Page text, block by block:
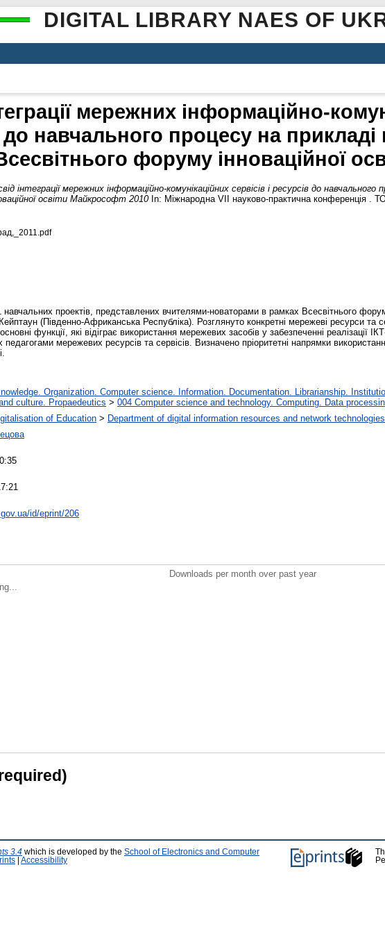
DIGITAL LIBRARY NAES OF
мережних інформаційно-
до навчального процесу на прикладі
форуму інноваційної
інтеграції мережних інформаційно-комунікаційних сервісів і ресурсів до навчального
освіти Майкрософт 2010 In: Міжнародна VII науково-практична конференція .
навчальних проектів, представлених вчителями-новаторами в рамках Всесвітнього
(Південно-Африканська Республіка). Розглянуто конкретні мережеві ресурси та
функції, які відіграє використання мережевих засобів у забезпеченні реалізації
педагогами мережевих ресурсів та сервісів. Визначено пріоритетні напрямки
Organization. Computer science. Information. Documentation. Librarianship.
culture. Propaedeutics > 004 Computer science and technology. Computing. Data
of Education > Department of digital information resources and network technologies
id/eprint/206
Downloads per month over past year
3.4 which is developed by the School of Electronics and Computer
Accessibility